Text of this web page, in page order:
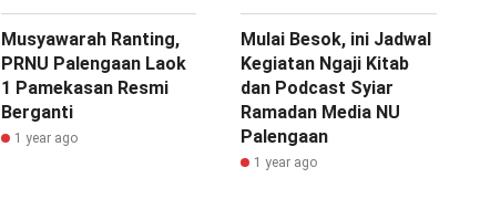
Musyawarah Ranting,
PRNU Palengaan Laok
1 Pamekasan Resmi
Berganti
1 year ago
Mulai Besok, ini Jadwal
Kegiatan Ngaji Kitab
dan Podcast Syiar
Ramadan Media NU
Palengaan
1 year ago